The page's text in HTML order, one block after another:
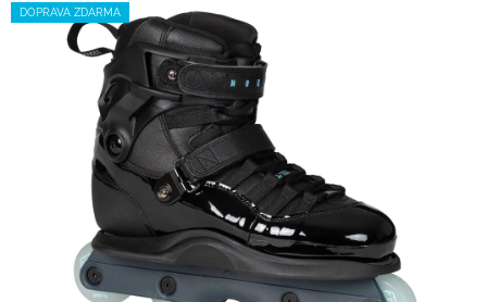
DOPRAVA ZDARMA